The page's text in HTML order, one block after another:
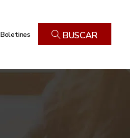
Boletines BUSCAR